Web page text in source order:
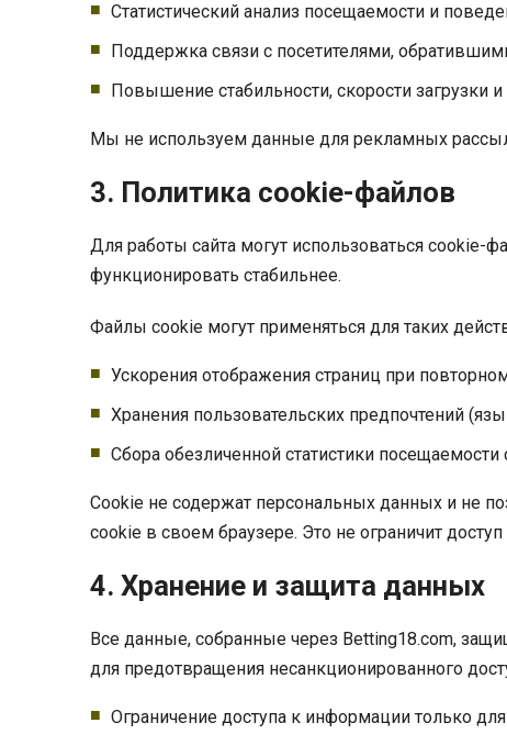
Статистический анализ посещаемости и
Поддержка связи с посетителями,
Повышение стабильности, скорости загрузки
Мы не используем данные для рекламных
3. Политика cookie-файлов
Для работы сайта могут использоваться cookie-
функционировать стабильнее.
Файлы cookie могут применяться для таких
Ускорения отображения страниц при
Хранения пользовательских предпочтений
Сбора обезличенной статистики посещаемости
Cookie не содержат персональных данных и не
cookie в своем браузере. Это не ограничит
4. Хранение и защита данных
Все данные, собранные через Betting18.com,
для предотвращения несанкционированного
Ограничение доступа к информации только